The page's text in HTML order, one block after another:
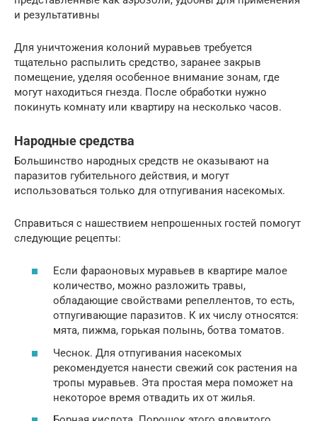
и результативны
Для уничтожения колоний муравьев требуется
тщательно распылить средство, заранее закрыв
помещение, уделяя особенное внимание зонам, где
могут находиться гнезда. После обработки нужно
покинуть комнату или квартиру на несколько часов.
Народные средства
Большинство народных средств не оказывают на
паразитов губительного действия, и могут
использоваться только для отпугивания насекомых.
Справиться с нашествием непрошенных гостей помогут
следующие рецепты:
Если фараоновых муравьев в квартире малое
количество, можно разложить травы,
обладающие свойствами репеллентов, то есть,
отпугивающие паразитов. К их числу относятся:
мята, пижма, горькая полынь, ботва томатов.
Чеснок. Для отпугивания насекомых
рекомендуется нанести свежий сок растения на
тропы муравьев. Эта простая мера поможет на
некоторое время отвадить их от жилья.